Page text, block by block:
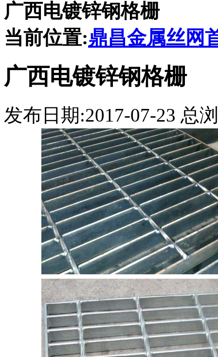
广西电镀锌钢格栅
当前位置:鼎昌金属丝网
广西电镀锌钢格栅
发布日期:2017-07-23 总